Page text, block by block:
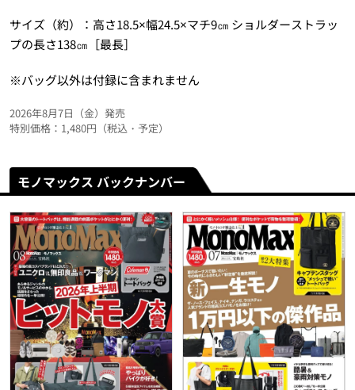
サイズ（約）：高さ18.5×幅24.5×マチ9㎝ ショルダーストラッ
プの長さ138㎝［最長］
※バッグ以外は付録に含まれません
2026年8月7日（金）発売
特別価格：1,480円（税込・予定）
モノマックス バックナンバー